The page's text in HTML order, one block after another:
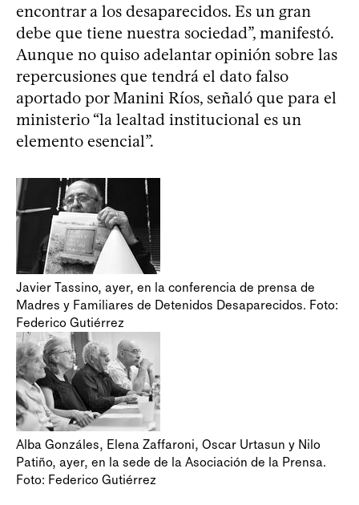
encontrar a los desaparecidos. Es un gran
debe que tiene nuestra sociedad”, manifestó.
Aunque no quiso adelantar opinión sobre las
repercusiones que tendrá el dato falso
aportado por Manini Ríos, señaló que para el
ministerio “la lealtad institucional es un
elemento esencial”.
Javier Tassino, ayer, en la conferencia de prensa de
Madres y Familiares de Detenidos Desaparecidos. Foto:
Federico Gutiérrez
Alba Gonzáles, Elena Zaffaroni, Oscar Urtasun y Nilo
Patiño, ayer, en la sede de la Asociación de la Prensa.
Foto: Federico Gutiérrez